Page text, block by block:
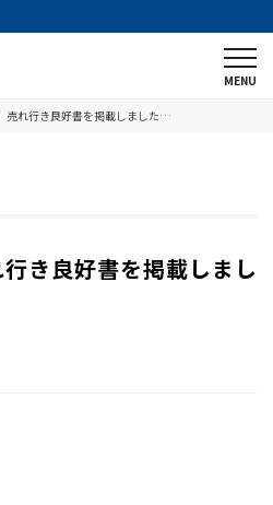
れ行き良好書を掲載しました…
き良好書を掲載しまし